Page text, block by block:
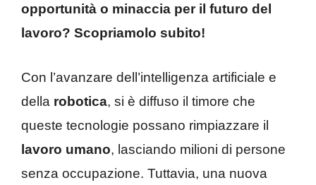
opportunità o minaccia per il futuro del
lavoro? Scopriamolo subito!
Con l’avanzare dell’intelligenza artificiale e
della robotica, si è diffuso il timore che
queste tecnologie possano rimpiazzare il
lavoro umano, lasciando milioni di persone
senza occupazione. Tuttavia, una nuova